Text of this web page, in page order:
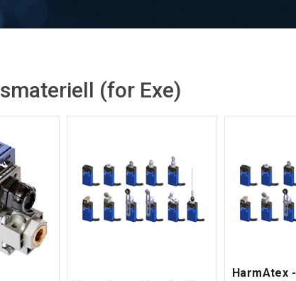
(for Exe)
HarmAtex -